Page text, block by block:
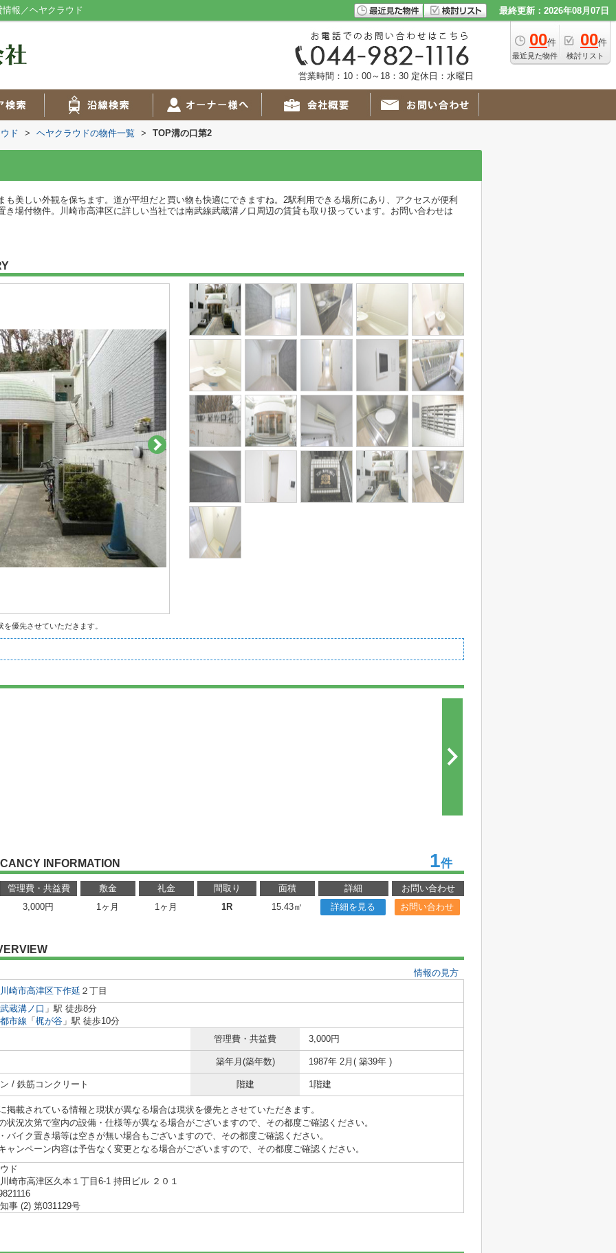
報／ヘヤクラウド 最終更新：2026年08月07日
00件
最近見た物件
00件
検討リスト
営業時間：10：00～18：30 定休日：水曜日
ド > ヘヤクラウドの物件一覧 > TOP溝の口第2
も美しい外観を保ちます。道が平坦だと買い物も快適にできますね。2駅利用できる場所にあり、アクセスが便利
き場付物件。川崎市高津区に詳しい当社では南武線武蔵溝ノ口周辺の賃貸も取り扱っています。お問い合わせは
優先させていただきます。
INFORMATION 1件
管理費・共益費 敷金 礼金 間取り 面積 詳細
お問い合わせ
3,000円 1ヶ月 1ヶ月 1R 15.43㎡ 詳細を見る お問い合わせ
情報の見方
川崎市高津区下作延 ２丁目
武蔵溝ノ口 」駅 徒歩8分
市線 「 梶が谷 」駅 徒歩10分
管理費・共益費 3,000円
築年月(築年数) 1987年 2月( 築39年 )
/ 鉄筋コンクリート 階建 1階建
掲載されている情報と現状が異なる場合は現状を優先とさせていただきます。
状況次第で室内の設備・仕様等が異なる場合がございますので、その都度ご確認ください。
バイク置き場等は空きが無い場合もございますので、その都度ご確認ください。
ャンペーン内容は予告なく変更となる場合がございますので、その都度ご確認ください。
ド
崎市高津区久本１丁目6-1 持田ビル ２０１
事 (2) 第031129号